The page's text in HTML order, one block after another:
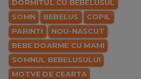
DORMITUL CU BEBELUSUL
SOMN
BEBELUS
COPIL
PARINTI
NOU-NASCUT
BEBE DOARME CU MAMI
SOMNUL BEBELUSULUI
MOTVE DE CEARTA